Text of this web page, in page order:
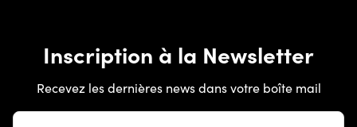
Inscription à la Newsletter
Recevez les dernières news dans votre boîte mail